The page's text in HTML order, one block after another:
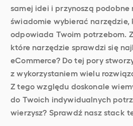
samej idei i przynoszą
świadomie wybierać narzędzie,
odpowiada Twoim potrzebom.
które narzędzie sprawdzi się
eCommerce? Do tej pory
z wykorzystaniem wielu
Z tego względu doskonale
do Twoich indywidualnych
wierzysz? Sprawdź nasz stack